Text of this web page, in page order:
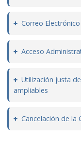
Correo
Acceso
Utilización justa
ampliables
Cancelación de la